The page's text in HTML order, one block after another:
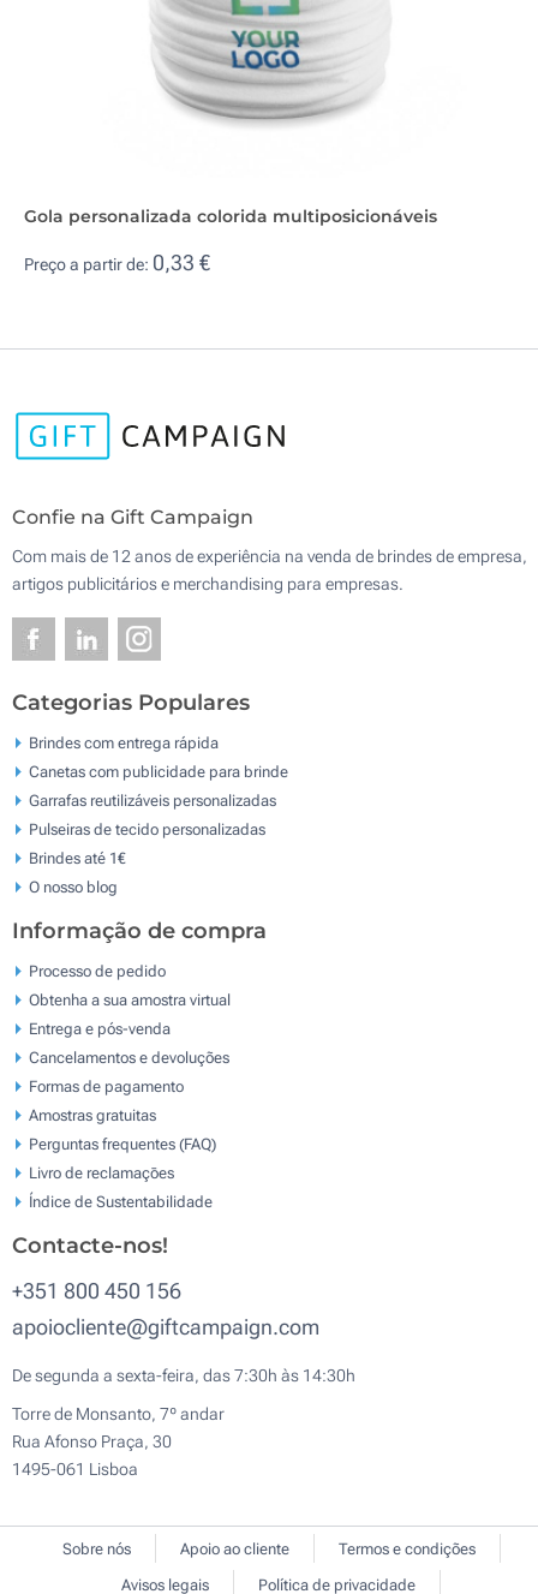
Gola personalizada colorida multiposicionáveis
Preço a partir de: 0,33 €
Confie na Gift Campaign
Com mais de 12 anos de experiência na venda de brindes de empresa,
artigos publicitários e merchandising para empresas.
Categorias Populares
Brindes com entrega rápida
Canetas com publicidade para brinde
Garrafas reutilizáveis personalizadas
Pulseiras de tecido personalizadas
Brindes até 1€
O nosso blog
Informação de compra
Processo de pedido
Obtenha a sua amostra virtual
Entrega e pós-venda
Cancelamentos e devoluções
Formas de pagamento
Amostras gratuitas
Perguntas frequentes (FAQ)
Livro de reclamaçōes
Índice de Sustentabilidade
Contacte-nos!
+351 800 450 156
apoiocliente@giftcampaign.com
De segunda a sexta-feira, das 7:30h às 14:30h
Torre de Monsanto, 7º andar
Rua Afonso Praça, 30
1495-061 Lisboa
Sobre nós Apoio ao cliente
Termos e condições
Avisos legais
Política de privacidade